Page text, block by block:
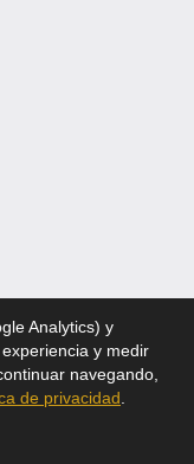
Analytics) y
y medir
navegando,
de privacidad